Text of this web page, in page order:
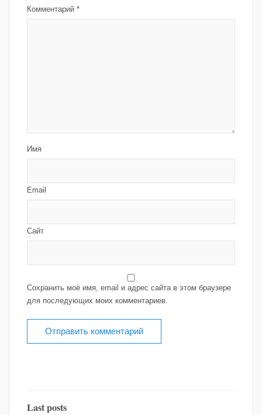
Комментарий *
Имя
Email
Сайт
Сохранить моё имя, email и адрес сайта в этом браузере
для последующих моих комментариев.
Last posts